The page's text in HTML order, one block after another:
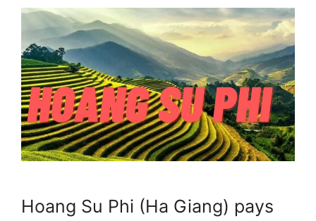
Hoang Su Phi (Ha Giang) pays